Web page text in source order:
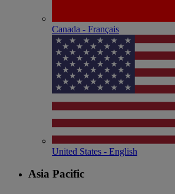
Canada - Français
United States - English
Asia Pacific